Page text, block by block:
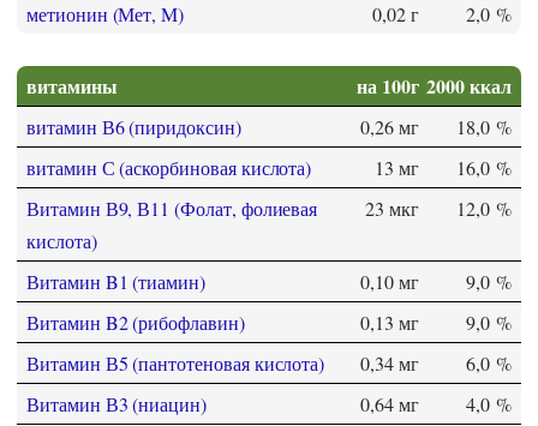
метионин (Мет, M)
0,02 г 2,0 %
витамины на 100г 2000 ккал
витамин В6 (пиридоксин) 0,26 мг
18,0 %
витамин С (аскорбиновая кислота)
13 мг
16,0 %
Витамин В9, В11 (Фолат, фолиевая
кислота)
23 мкг 12,0 %
Витамин B1 (тиамин) 0,10 мг
9,0 %
Витамин B2 (рибофлавин)
0,13 мг
9,0 %
Витамин В5 (пантотеновая кислота)
0,34 мг
6,0 %
Витамин В3 (ниацин)
0,64 мг 4,0 %